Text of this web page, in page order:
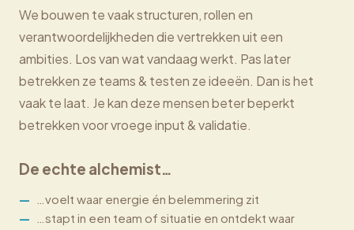
We bouwen te vaak structuren, rollen en
verantwoordelijkheden die vertrekken uit een
ambities. Los van wat vandaag werkt. Pas later
betrekken ze teams & testen ze ideeën. Dan is het
vaak te laat. Je kan deze mensen beter beperkt
betrekken voor vroege input & validatie.
De echte alchemist…
…voelt waar energie én belemmering zit
…stapt in een team of situatie en ontdekt waar